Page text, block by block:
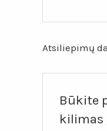
Atsiliepimų
Būkite
kilimas